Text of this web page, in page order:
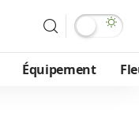
Équipement